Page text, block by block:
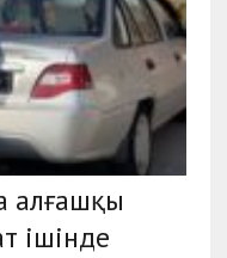
алғашқы
ішінде